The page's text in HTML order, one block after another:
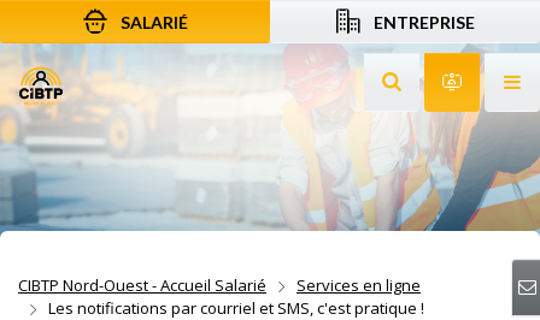
Aller au contenu
Aller à la recherche
Aller à la navigation
SALARIÉ ENTREPRISE
Rechercher sur
CIBTP Nord-Ouest - Accueil Salarié
Services en ligne
Les notifications par courriel et SMS, c'est pratique !